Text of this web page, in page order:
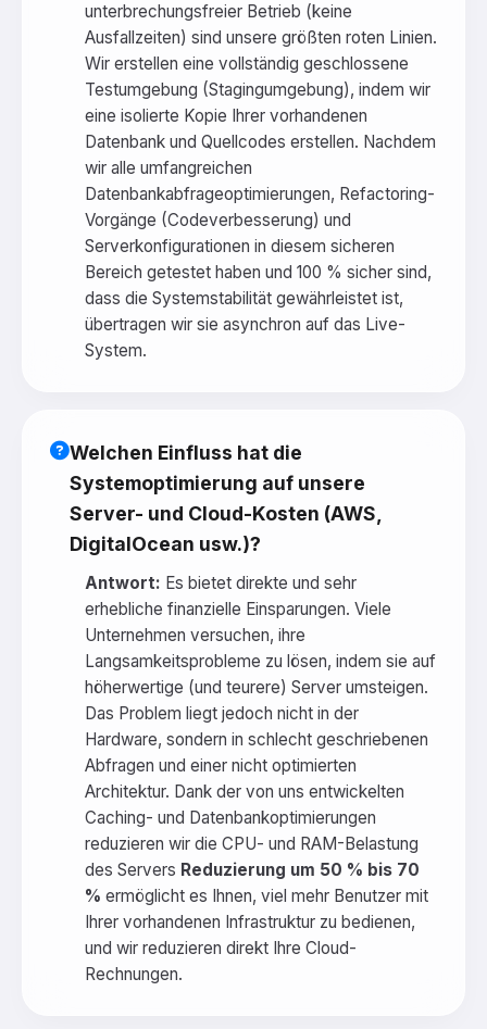
unterbrechungsfreier Betrieb (keine
Ausfallzeiten) sind unsere größten roten Linien.
Wir erstellen eine vollständig geschlossene
Testumgebung (Stagingumgebung), indem wir
eine isolierte Kopie Ihrer vorhandenen
Datenbank und Quellcodes erstellen. Nachdem
wir alle umfangreichen
Datenbankabfrageoptimierungen, Refactoring-
Vorgänge (Codeverbesserung) und
Serverkonfigurationen in diesem sicheren
Bereich getestet haben und 100 % sicher sind,
dass die Systemstabilität gewährleistet ist,
übertragen wir sie asynchron auf das Live-
System.
Welchen Einfluss hat die
Systemoptimierung auf unsere
Server- und Cloud-Kosten (AWS,
DigitalOcean usw.)?
Antwort: Es bietet direkte und sehr
erhebliche finanzielle Einsparungen. Viele
Unternehmen versuchen, ihre
Langsamkeitsprobleme zu lösen, indem sie auf
höherwertige (und teurere) Server umsteigen.
Das Problem liegt jedoch nicht in der
Hardware, sondern in schlecht geschriebenen
Abfragen und einer nicht optimierten
Architektur. Dank der von uns entwickelten
Caching- und Datenbankoptimierungen
reduzieren wir die CPU- und RAM-Belastung
des Servers Reduzierung um 50 % bis 70
% ermöglicht es Ihnen, viel mehr Benutzer mit
Ihrer vorhandenen Infrastruktur zu bedienen,
und wir reduzieren direkt Ihre Cloud-
Rechnungen.